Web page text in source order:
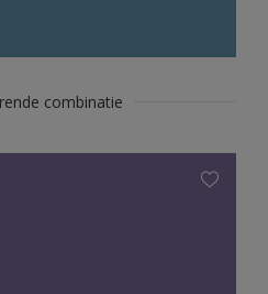
combinatie